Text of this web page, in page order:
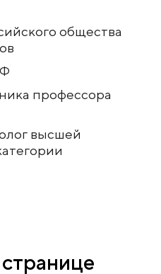
общества
профессора
высшей